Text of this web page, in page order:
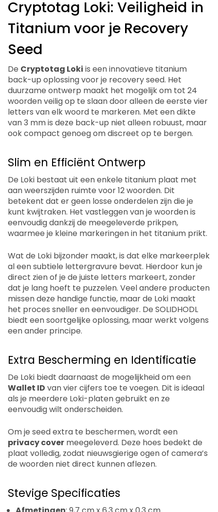
Cryptotag Loki: Veiligheid in
Titanium voor je Recovery
Seed
De Cryptotag Loki is een innovatieve titanium
back-up oplossing voor je recovery seed. Het
duurzame ontwerp maakt het mogelijk om tot 24
woorden veilig op te slaan door alleen de eerste vier
letters van elk woord te markeren. Met een dikte
van 3 mm is deze back-up niet alleen robuust, maar
ook compact genoeg om discreet op te bergen.
Slim en Efficiënt Ontwerp
De Loki bestaat uit een enkele titanium plaat met
aan weerszijden ruimte voor 12 woorden. Dit
betekent dat er geen losse onderdelen zijn die je
kunt kwijtraken. Het vastleggen van je woorden is
eenvoudig dankzij de meegeleverde prikpen,
waarmee je kleine markeringen in het titanium prikt.
Wat de Loki bijzonder maakt, is dat elke markeerplek
al een subtiele lettergravure bevat. Hierdoor kun je
direct zien of je de juiste letters markeert, zonder
dat je lang hoeft te puzzelen. Veel andere producten
missen deze handige functie, maar de Loki maakt
het proces sneller en eenvoudiger. De SOLIDHODL
biedt een soortgelijke oplossing, maar werkt volgens
een ander principe.
Extra Bescherming en Identificatie
De Loki biedt daarnaast de mogelijkheid om een
Wallet ID van vier cijfers toe te voegen. Dit is ideaal
als je meerdere Loki-platen gebruikt en ze
eenvoudig wilt onderscheiden.
Om je seed extra te beschermen, wordt een
privacy cover meegeleverd. Deze hoes bedekt de
plaat volledig, zodat nieuwsgierige ogen of camera’s
de woorden niet direct kunnen aflezen.
Stevige Specificaties